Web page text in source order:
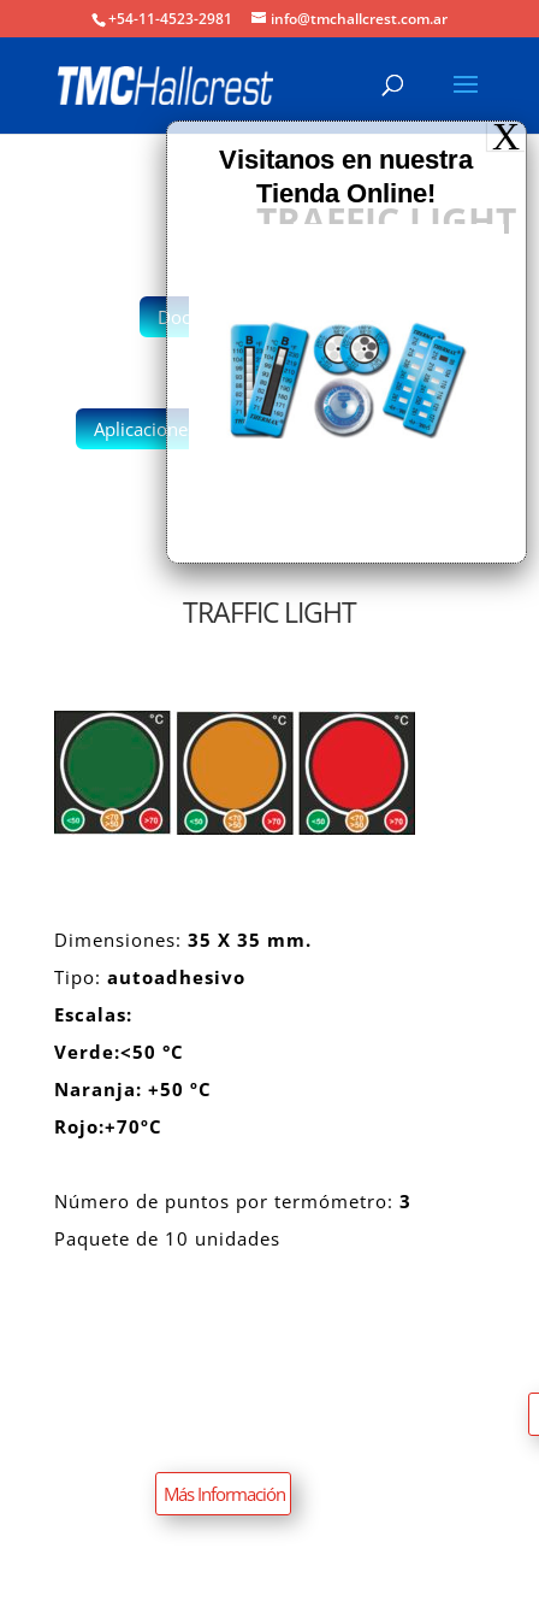
+54-11-4523-2981 info@tmchallcrest.com.ar
TRAFFIC LIGHT
Documentación
Aplicaciones
TRAFFIC LIGHT
Dimensiones: 35 X 35 mm.
Tipo: autoadhesivo
Escalas:
Verde:<50 °C
Naranja: +50 ºC
Rojo:+70ºC
Número de puntos por termómetro: 3
Paquete de 10 unidades
Más Información